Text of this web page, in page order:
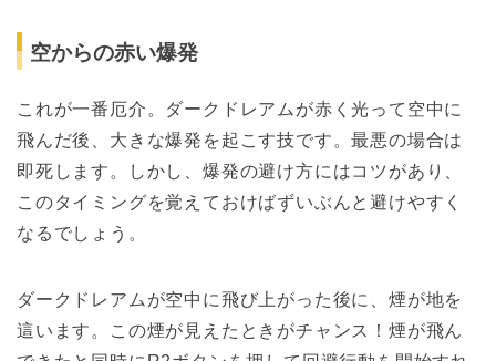
空からの赤い爆発
これが一番厄介。ダークドレアムが赤く光って空中に
飛んだ後、大きな爆発を起こす技です。最悪の場合は
即死します。しかし、爆発の避け方にはコツがあり、
このタイミングを覚えておけばずいぶんと避けやすく
なるでしょう。
ダークドレアムが空中に飛び上がった後に、煙が地を
這います。この煙が見えたときがチャンス！煙が飛ん